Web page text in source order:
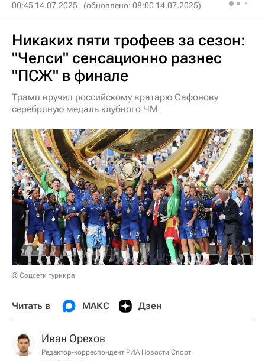
00:45 14.07.2025 (обновлено: 08:00 14.07.2025)
Никаких пяти трофеев за сезон:
"Челси" сенсационно разнес
"ПСЖ" в финале
Трамп вручил российскому вратарю Сафонову
серебряную медаль клубного ЧМ
© Соцсети турнира
Читать в МАКС Дзен
Иван Орехов
Редактор-корреспондент РИА Новости Спорт